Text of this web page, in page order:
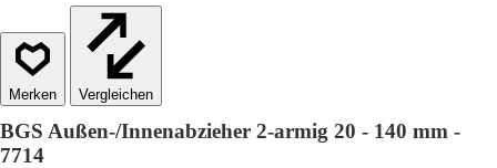
Vergleichen
BGS Außen-/Innenabzieher 2-armig 20 - 140 mm -
7714